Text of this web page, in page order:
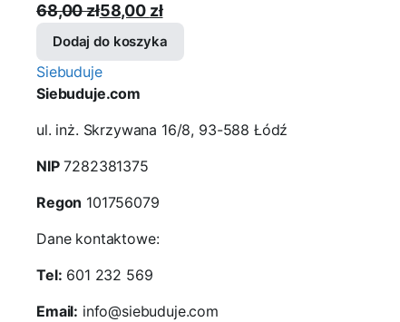
68,00zł
Pierwotna
cena
wynosiła:
68,00 zł.
58,00 zł
Aktualna
cena
wynosi:
58,00 zł.
Dodaj do koszyka
Siebuduje
Siebuduje.com
ul. inż. Skrzywana 16/8, 93-588 Łódź
NIP7282381375
Regon 101756079
Dane kontaktowe:
Tel: 601 232 569
Email: info@siebuduje.com